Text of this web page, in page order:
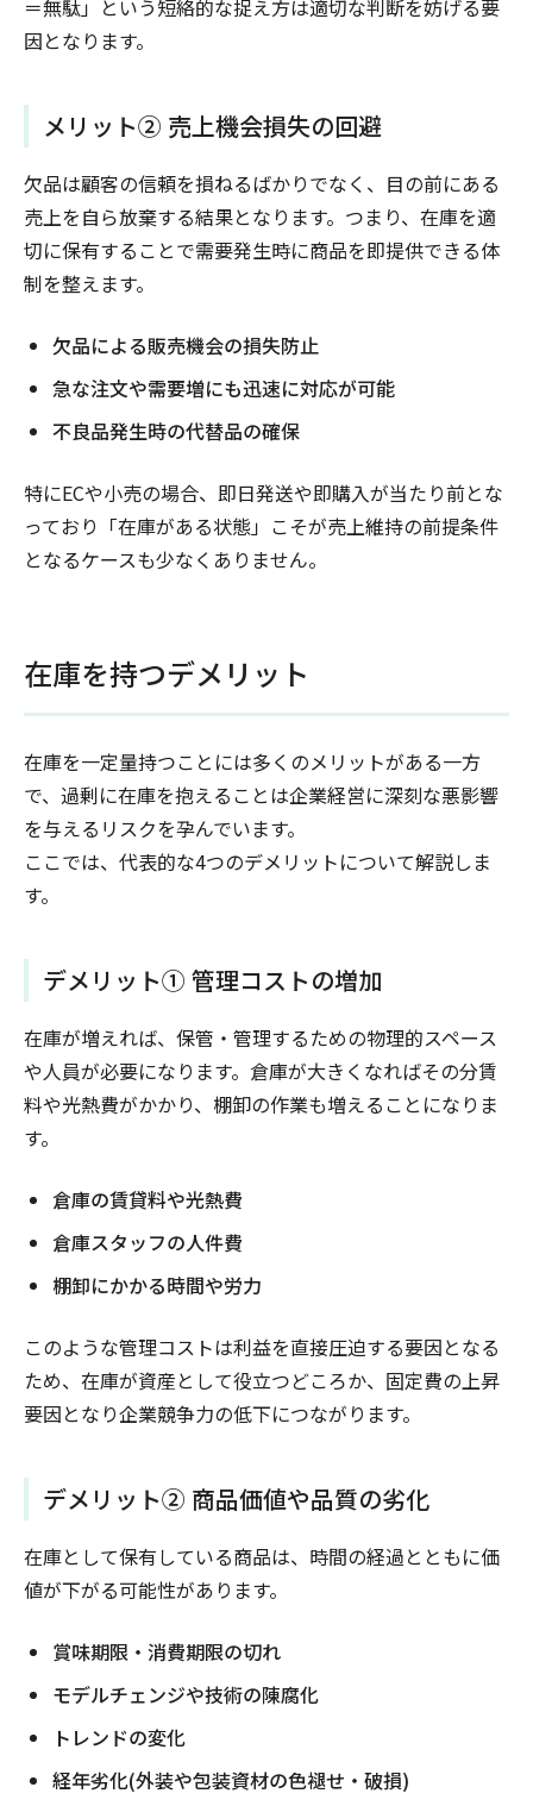
＝無駄」という短絡的な捉え方は適切な判断を妨げる要
因となります。
メリット② 売上機会損失の回避
欠品は顧客の信頼を損ねるばかりでなく、目の前にある
売上を自ら放棄する結果となります。つまり、在庫を適
切に保有することで需要発生時に商品を即提供できる体
制を整えます。
欠品による販売機会の損失防止
急な注文や需要増にも迅速に対応が可能
不良品発生時の代替品の確保
特にECや小売の場合、即日発送や即購入が当たり前とな
っており「在庫がある状態」こそが売上維持の前提条件
となるケースも少なくありません。
在庫を持つデメリット
在庫を一定量持つことには多くのメリットがある一方
で、過剰に在庫を抱えることは企業経営に深刻な悪影響
を与えるリスクを孕んでいます。
ここでは、代表的な4つのデメリットについて解説しま
す。
デメリット① 管理コストの増加
在庫が増えれば、保管・管理するための物理的スペース
や人員が必要になります。倉庫が大きくなればその分賃
料や光熱費がかかり、棚卸の作業も増えることになりま
す。
倉庫の賃貸料や光熱費
倉庫スタッフの人件費
棚卸にかかる時間や労力
このような管理コストは利益を直接圧迫する要因となる
ため、在庫が資産として役立つどころか、固定費の上昇
要因となり企業競争力の低下につながります。
デメリット② 商品価値や品質の劣化
在庫として保有している商品は、時間の経過とともに価
値が下がる可能性があります。
賞味期限・消費期限の切れ
モデルチェンジや技術の陳腐化
トレンドの変化
経年劣化(外装や包装資材の色褪せ・破損)